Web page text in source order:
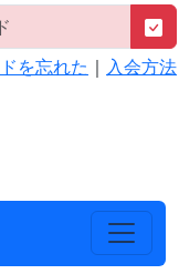
を忘れた ｜ 入会方法